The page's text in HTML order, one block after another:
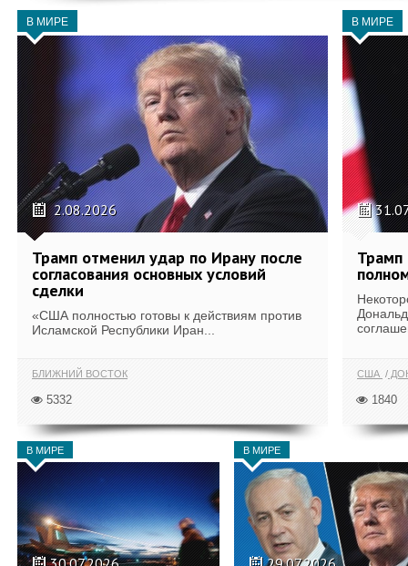
В МИРЕ
2.08.2026
Трамп отменил удар по Ирану после
согласования основных условий
сделки
«США полностью готовы к действиям против
Исламской Республики Иран...
БЛИЖНИЙ ВОСТОК
5332
В МИРЕ
Трамп
США
1840
В МИРЕ В МИРЕ